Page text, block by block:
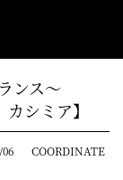
ンス～
シミア】
COORDINATE